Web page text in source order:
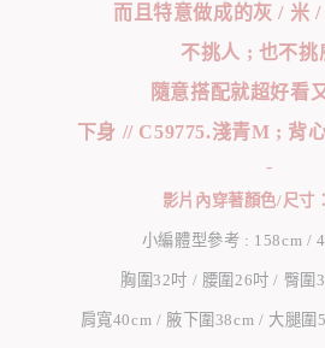
而且特意做成的灰 / 米 /
不挑人 ; 也不挑
隨意搭配就超好看
下身 // C59775.淺青M ; 背
-
影片內穿著顏色/尺寸
小編體型參考 : 158cm /
胸圍32吋 / 腰圍26吋 / 臀圍
肩寬40cm / 腋下圍38cm / 大腿圍